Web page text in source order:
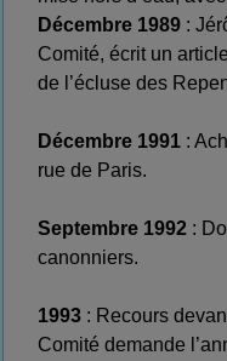
Décembre 1989 :
Comité, écrit un
de l’écluse des
Décembre 1991 :
rue de Paris.
Septembre 1992 :
canonniers.
1993 : Recours
Comité demande